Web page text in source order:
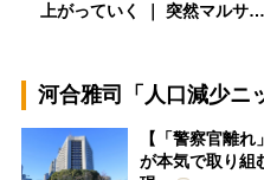
上がっていく ｜ 突然マルサ…
河合雅司「人口減少ニ
【「警察官離
が本気で取り